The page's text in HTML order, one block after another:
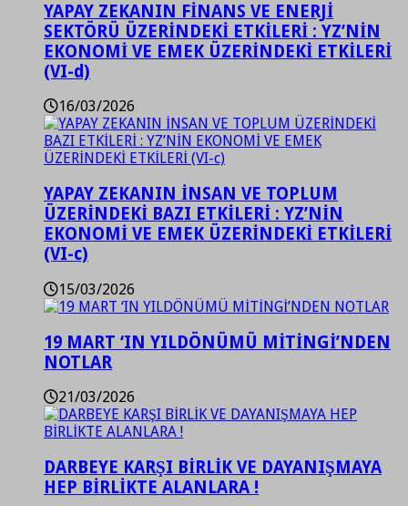
YAPAY ZEKANIN FİNANS VE ENERJİ
SEKTÖRÜ ÜZERİNDEKİ ETKİLERİ : YZ’NİN
EKONOMİ VE EMEK ÜZERİNDEKİ ETKİLERİ
(VI-d)
16/03/2026
YAPAY ZEKANIN İNSAN VE TOPLUM
ÜZERİNDEKİ BAZI ETKİLERİ : YZ’NİN
EKONOMİ VE EMEK ÜZERİNDEKİ ETKİLERİ
(VI-c)
15/03/2026
19 MART ‘IN YILDÖNÜMÜ MİTİNGİ’NDEN
NOTLAR
21/03/2026
DARBEYE KARŞI BİRLİK VE DAYANIŞMAYA
HEP BİRLİKTE ALANLARA !